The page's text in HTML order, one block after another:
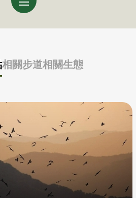
回列表
相關步道相關生態